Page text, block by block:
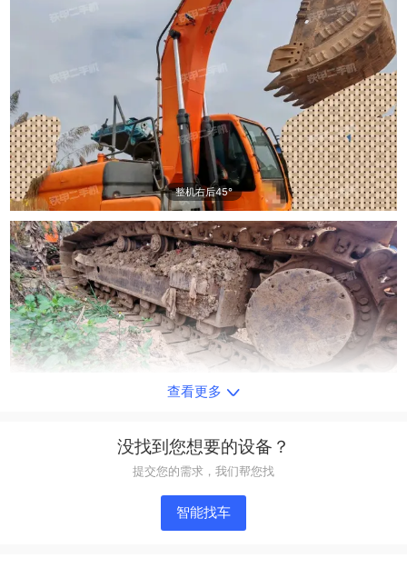
整机右后45°
查看更多
没找到您想要的设备？
提交您的需求，我们帮您找
智能找车